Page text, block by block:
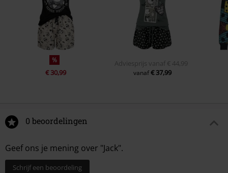
%
€ 30,99
Adviesprijs vanaf € 44,99
vanaf€ 37,99
0 beoordelingen
Geef ons je mening over "Jack".
Schrijf een beoordeling